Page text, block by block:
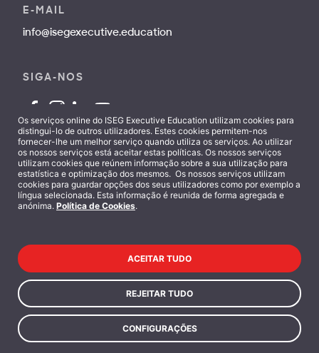
E-MAIL
info@isegexecutive.education
SIGA-NOS
Contactos
Termos e Condições
Política de Privacidade
Os serviços online do ISEG Executive Education utilizam cookies para
distingui-lo de outros utilizadores. Estes cookies permitem-nos
fornecer-lhe um melhor serviço quando utiliza os serviços. Ao utilizar
os nossos serviços está aceitar estas políticas. Os nossos serviços
utilizam cookies que reúnem informação sobre a sua utilização para
estatística e optimização dos mesmos. Os nossos serviços utilizam
cookies para guardar opções dos seus utilizadores como por exemplo a
língua selecionada. Esta informação é reunida de forma agregada e
anónima. Política de Cookies.
CONFIGURAÇÕES
REJEITAR TUDO
ACEITAR TUDO